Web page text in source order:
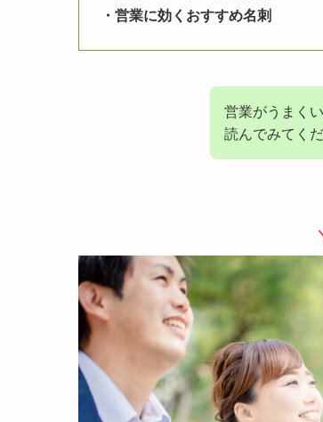
・営業に効くおすすめ名刺
営業がうまく
読んでみてくだ